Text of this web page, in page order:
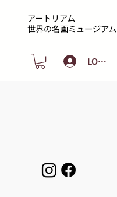
アートリアム
​世界の名画ミュージアム
LOGIN